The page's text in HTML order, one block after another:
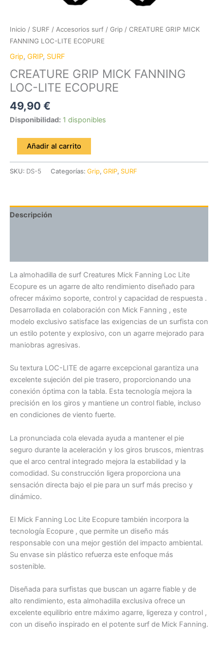
Inicio / SURF / Accesorios surf / Grip / CREATURE GRIP MICK
FANNING LOC-LITE ECOPURE
Grip, GRIP, SURF
CREATURE GRIP MICK FANNING
LOC-LITE ECOPURE
49,90 €
Disponibilidad: 1 disponibles
Añadir al carrito
SKU: DS-5 Categorías: Grip, GRIP, SURF
Descripción
La almohadilla de surf Creatures Mick Fanning Loc Lite
Ecopure es un agarre de alto rendimiento diseñado para
ofrecer máximo soporte, control y capacidad de respuesta .
Desarrollada en colaboración con Mick Fanning , este
modelo exclusivo satisface las exigencias de un surfista con
un estilo potente y explosivo, con un agarre mejorado para
maniobras agresivas.
Su textura LOC-LITE de agarre excepcional garantiza una
excelente sujeción del pie trasero, proporcionando una
conexión óptima con la tabla. Esta tecnología mejora la
precisión en los giros y mantiene un control fiable, incluso
en condiciones de viento fuerte.
La pronunciada cola elevada ayuda a mantener el pie
seguro durante la aceleración y los giros bruscos, mientras
que el arco central integrado mejora la estabilidad y la
comodidad. Su construcción ligera proporciona una
sensación directa bajo el pie para un surf más preciso y
dinámico.
El Mick Fanning Loc Lite Ecopure también incorpora la
tecnología Ecopure , que permite un diseño más
responsable con una mejor gestión del impacto ambiental.
Su envase sin plástico refuerza este enfoque más
sostenible.
Diseñada para surfistas que buscan un agarre fiable y de
alto rendimiento, esta almohadilla exclusiva ofrece un
excelente equilibrio entre máximo agarre, ligereza y control ,
con un diseño inspirado en el potente surf de Mick Fanning.